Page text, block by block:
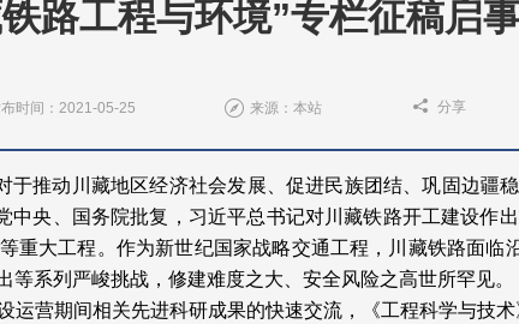
路工程与环境”专栏征稿启
时间：2021-05-25 来源：本站 分享
于推动川藏地区经济社会发展、促进民族团结、巩固边疆
央、国务院批复，习近平总书记对川藏铁路开工建设作
重大工程。作为新世纪国家战略交通工程，川藏铁路面
系列严峻挑战，修建难度之大、安全风险之高世所罕见。
营期间相关先进科研成果的快速交流，《工程科学与技